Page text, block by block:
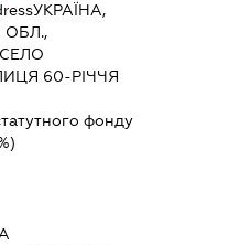
УКРАЇНА,
ОБЛ.,
60-РІЧЧЯ
фонду